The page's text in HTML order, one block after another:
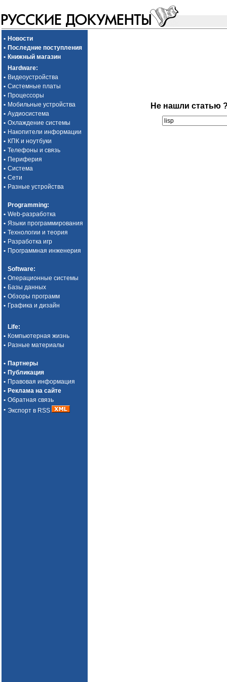
• Новости
• Последние поступления
• Книжный магазин
Hardware:
• Видеоустройства
• Системные платы
• Процессоры
• Мобильные устройства
• Аудиосистема
• Охлаждение системы
• Накопители информации
• КПК и ноутбуки
• Телефоны и связь
• Периферия
• Система
• Сети
• Разные устройства
Programming:
• Web-разработка
• Языки программирования
• Технологии и теория
• Разработка игр
• Программная инженерия
Software:
• Операционные системы
• Базы данных
• Обзоры программ
• Графика и дизайн
Life:
• Компьютерная жизнь
• Разные материалы
• Партнеры
• Публикация
• Правовая информация
• Реклама на сайте
• Обратная связь
• Экспорт в RSS
Не нашли статью